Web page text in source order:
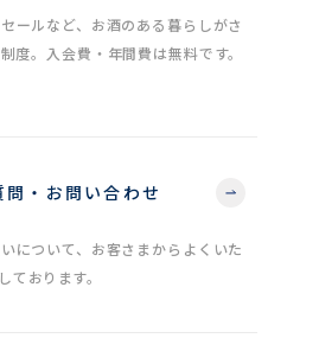
ールなど、お酒のある暮らしがさ
度。入会費・年間費は無料です。
問・お問い合わせ
について、お客さまからよくいた
ております。